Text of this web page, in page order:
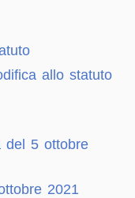
allo statuto
del 5 ottobre
2021